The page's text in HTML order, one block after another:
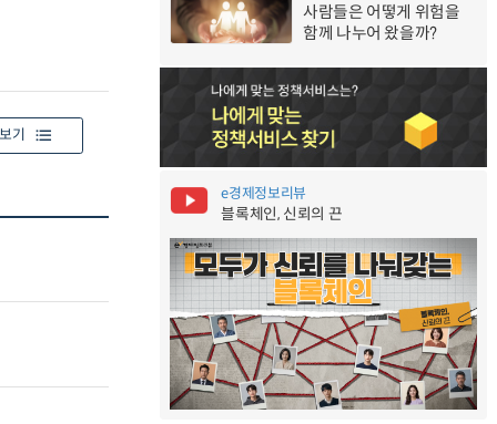
기
사람들은 어떻게 위험을
함께 나누어 왔을까?
e경제정보리뷰
블록체인, 신뢰의 끈